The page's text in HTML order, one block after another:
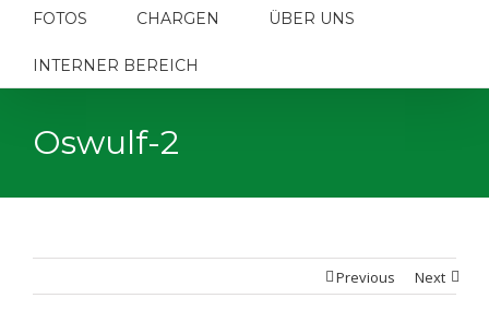
FOTOS CHARGEN ÜBER UNS
INTERNER BEREICH
Oswulf-2
Previous Next